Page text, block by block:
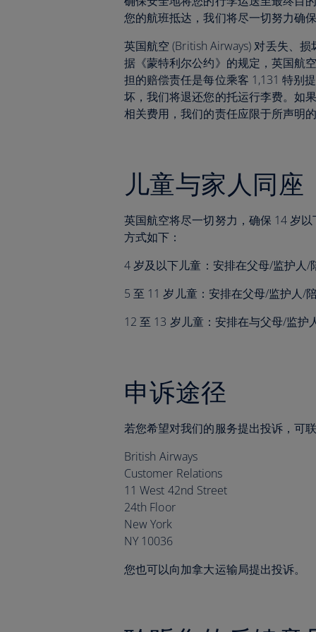
您的航班抵达，我们将尽一切努力确
英国航空 (British Airways) 对丢失、
据《蒙特利尔公约》的规定，英国航
担的赔偿责任是每位乘客 1,131 特别
坏，我们将退还您的托运行李费。如
相关费用，我们的责任应限于所声明
儿童与家人同座
英国航空将尽一切努力，确保 14 岁
方式如下：
4 岁及以下儿童：安排在父母/监护人
5 至 11 岁儿童：安排在父母/监护人/
12 至 13 岁儿童：安排在与父母/监
申诉途径
若您希望对我们的服务提出投诉，可
British Airways
Customer Relations
11 West 42nd Street
24th Floor
New York
NY 10036
您也可以向加拿大运输局提出投诉。